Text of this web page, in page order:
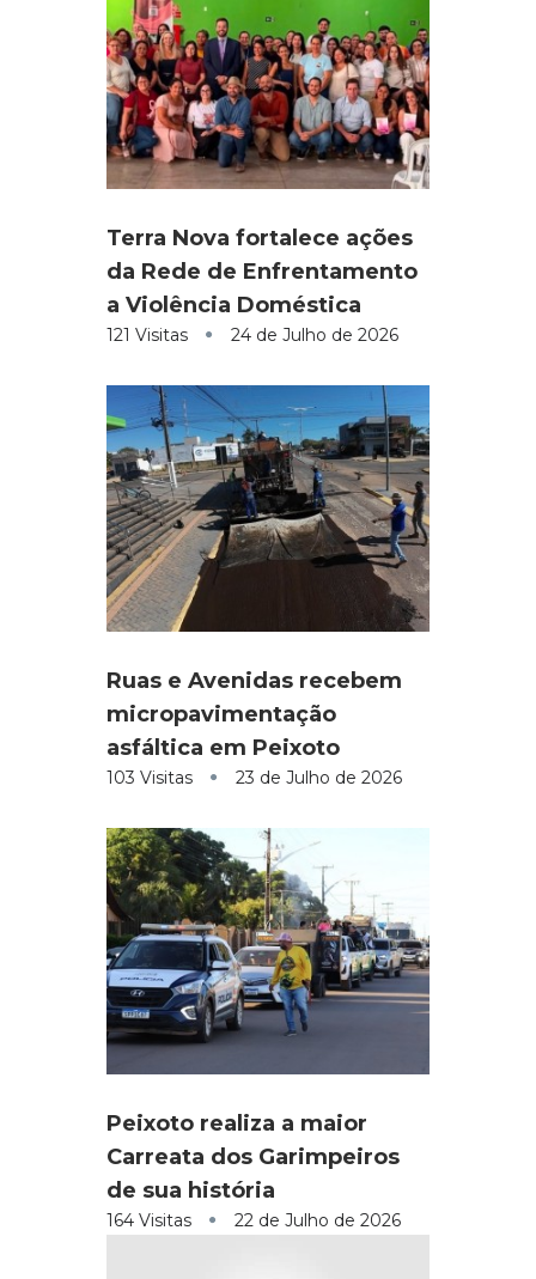
Terra Nova fortalece ações
da Rede de Enfrentamento
a Violência Doméstica
121 Visitas 24 de Julho de 2026
Ruas e Avenidas recebem
micropavimentação
asfáltica em Peixoto
103 Visitas 23 de Julho de 2026
Peixoto realiza a maior
Carreata dos Garimpeiros
de sua história
164 Visitas 22 de Julho de 2026